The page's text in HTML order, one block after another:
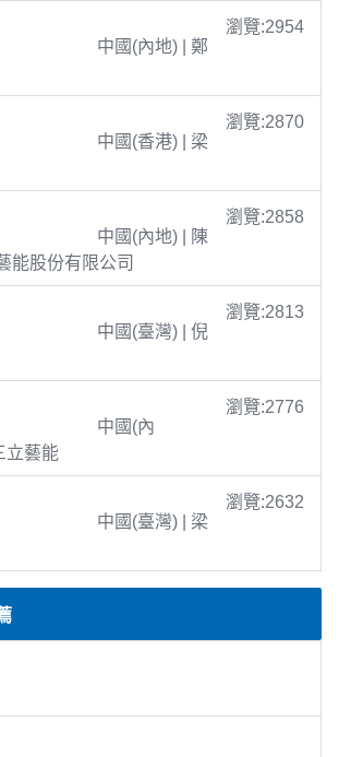
瀏覽:2954
中國(內地) | 鄭
瀏覽:2870
中國(香港) | 梁
瀏覽:2858
中國(內地) | 陳
能股份有限公司
瀏覽:2813
中國(臺灣) | 倪
瀏覽:2776
中國(內
立藝能
瀏覽:2632
中國(臺灣) | 梁